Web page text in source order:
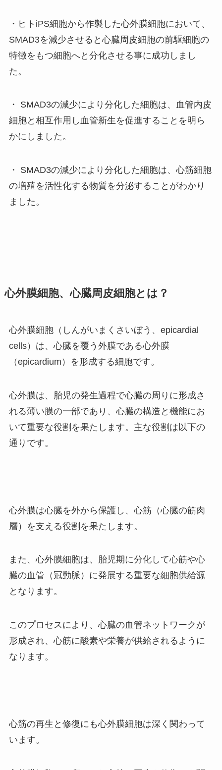
・ヒトiPS細胞から作製した心外膜細胞において、
SMAD3を減少させると心臓周皮細胞の前駆細胞の
特徴をもつ細胞へと分化させる事に成功しまし
た。
・ SMAD3の減少により分化した細胞は、血管内皮
細胞と相互作用し血管新生を促進することを明ら
かにしました。
・ SMAD3の減少により分化した細胞は、心筋細胞
の増殖を活性化する物質を分泌することがわかり
ました。
心外膜細胞、心臓周皮細胞とは？
心外膜細胞（しんがいまくさいぼう、epicardial
cells）は、心臓を覆う外膜である心外膜
（epicardium）を形成する細胞です。
心外膜は、胎児の発生過程で心臓の周りに形成さ
れる薄い膜の一部であり、心臓の構造と機能にお
いて重要な役割を果たします。主な役割は以下の
通りです。
心外膜は心臓を外から保護し、心筋（心臓の筋肉
層）を支える役割を果たします。
また、心外膜細胞は、胎児期に分化して心筋や心
臓の血管（冠動脈）に発展する重要な細胞供給源
となります。
このプロセスにより、心臓の血管ネットワークが
形成され、心筋に酸素や栄養が供給されるように
なります。
心筋の再生と修復にも心外膜細胞は深く関わって
います。